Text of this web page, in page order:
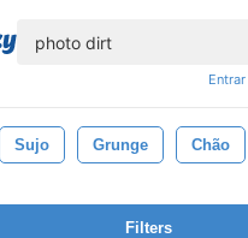
Entrar
Sujo Grunge Chão
Filters